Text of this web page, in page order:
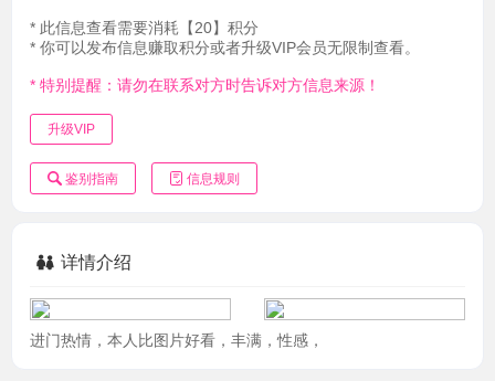
* 此信息查看需要消耗【20】积分
* 你可以发布信息赚取积分或者升级VIP会员无限制查看。
* 特别提醒：请勿在联系对方时告诉对方信息来源！
升级VIP
鉴别指南 信息规则
详情介绍
进门热情，本人比图片好看，丰满，性感，